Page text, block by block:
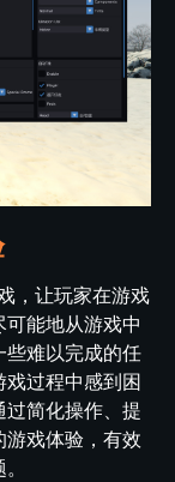
，让玩家在游戏
能地从游戏中
些难以完成的任
过程中感到困
简化操作、提
戏体验，有效